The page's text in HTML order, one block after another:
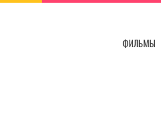
ФИЛЬМЫ